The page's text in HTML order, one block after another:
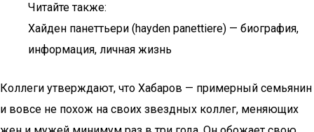
Читайте также:
Хайден панеттьери (hayden panettiere) — биография,
информация, личная жизнь
Коллеги утверждают, что Хабаров — примерный семьянин
и вовсе не похож на своих звездных коллег, меняющих